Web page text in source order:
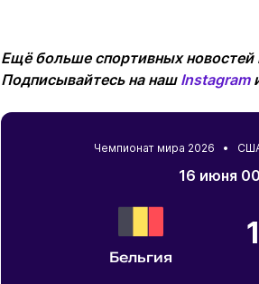
Ещё больше спортивных новостей
Подписывайтесь на наш Instagram
Чемпионат мира 2026 •
16 июня
Бельгия